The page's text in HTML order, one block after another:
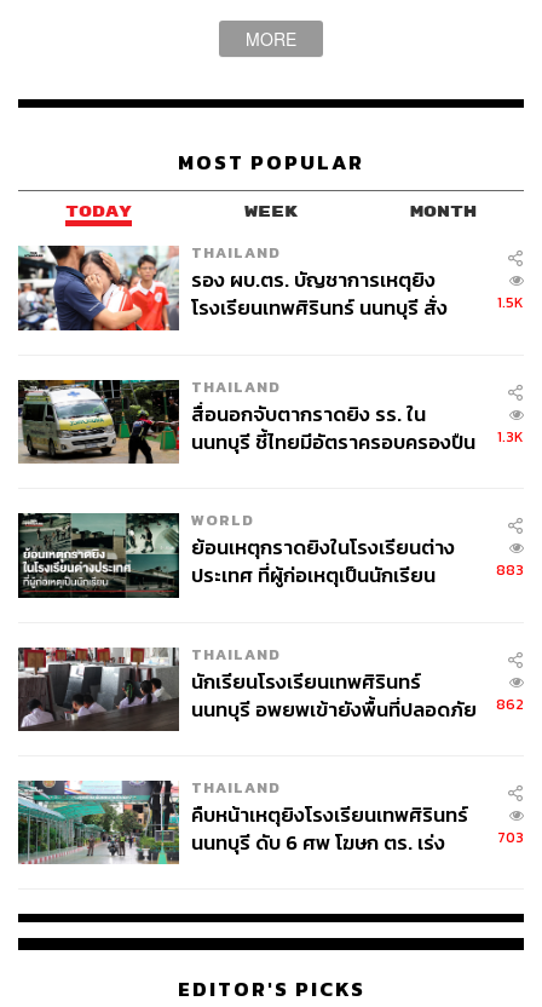
พิสูจน์อักษร: พรนภัส ชำนาญค้า
พระบาทสมเด็จพระปรเมนทรรามาธิบดีศรีสินทรมหา
วชิราลงกรณ พระวชิรเกล้าเจ้าอยู่หัว
ABOUT THE AUTHOR
กองบรรณาธิการ THE STANDARD
ABOUT THE PHOTOGRAPHER
MORE
MOST POPULAR
TODAY WEEK MONTH
THAILAND
รอง ผบ.ตร. บัญชาการเหตุยิง
โรงเรียนเทพศิรินทร์ นนทบุรี สั่ง
1.5K
THAILAND
สื่อนอกจับตากราดยิง รร. ใน
นนทบุรี ชี้ไทยมีอัตราครอบครองปืน
1.3K
WORLD
ย้อนเหตุกราดยิงในโรงเรียนต่าง
ประเทศ ที่ผู้ก่อเหตุเป็นนักเรียน
883
THAILAND
นักเรียนโรงเรียนเทพศิรินทร์
นนทบุรี อพยพเข้ายังพื้นที่ปลอดภัย
862
THAILAND
คืบหน้าเหตุยิงโรงเรียนเทพศิรินทร์
นนทบุรี ดับ 6 ศพ โฆษก ตร. เร่ง
703
EDITOR'S PICKS